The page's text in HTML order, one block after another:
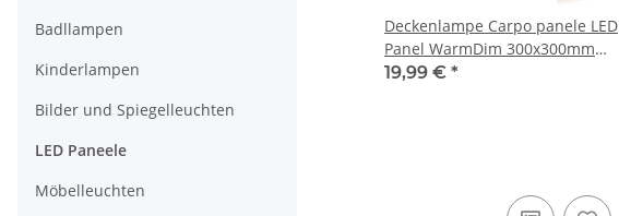
Deckenlampe Carpo panele LED
Panel WarmDim 300x300mm
16W Chrom 230V Metall
19,99 € *
Badllampen
Kinderlampen
Bilder und Spiegelleuchten
LED Paneele
Möbelleuchten